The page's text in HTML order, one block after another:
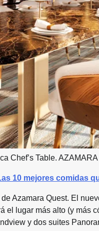
Chef’s Table. AZAMARA
10 mejores comidas
Azamara Quest. El
el lugar más alto (y más
y dos suites